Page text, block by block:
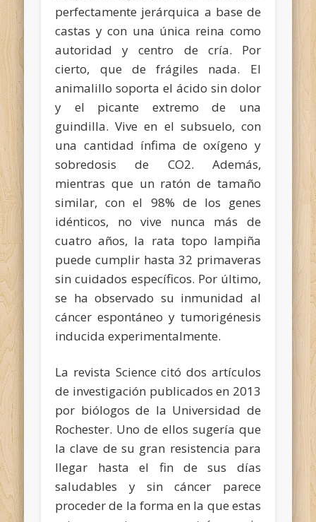
perfectamente jerárquica a base de
castas y con una única reina como
autoridad y centro de cría. Por
cierto, que de frágiles nada. El
animalillo soporta el ácido sin dolor
y el picante extremo de una
guindilla. Vive en el subsuelo, con
una cantidad ínfima de oxígeno y
sobredosis de CO2. Además,
mientras que un ratón de tamaño
similar, con el 98% de los genes
idénticos, no vive nunca más de
cuatro años, la rata topo lampiña
puede cumplir hasta 32 primaveras
sin cuidados específicos. Por último,
se ha observado su inmunidad al
cáncer espontáneo y tumorigénesis
inducida experimentalmente.
La revista Science citó dos artículos
de investigación publicados en 2013
por biólogos de la Universidad de
Rochester. Uno de ellos sugería que
la clave de su gran resistencia para
llegar hasta el fin de sus días
saludables y sin cáncer parece
proceder de la forma en la que estas